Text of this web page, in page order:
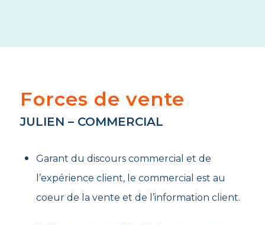
Forces de vente
JULIEN – COMMERCIAL
Garant du discours commercial et de
l’expérience client, le commercial est au
coeur de la vente et de l’information client.